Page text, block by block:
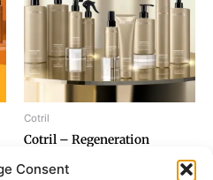
Consent
Cotril
Cotril – Regeneration